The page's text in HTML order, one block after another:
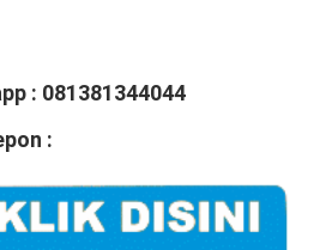
: 081381344044
: